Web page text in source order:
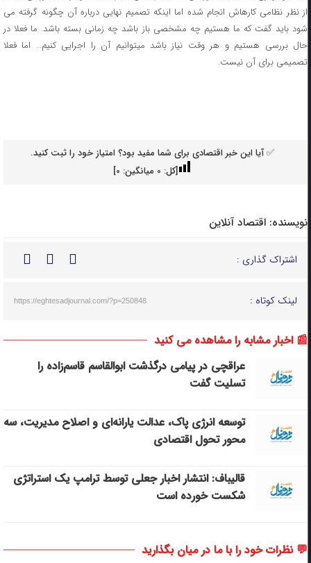
از نظر نظامی کارهاش انجام شده اما اینکه تصمیم نهایی درباره آن چگونه گرفته می
شود باید گفت که ما هستیم چه مشخصی باز باشد چه زمانی بسته باشد. ما فعلا در
حال بررسی هستیم و هر وقت نیاز باشد میتوانیم آن را اجرایی کنیم… اما فعلا
تصمیمی برای آن نیست.
✅ آیا این خبر اقتصادی برای شما مفید بود؟ امتیاز خود را ثبت کنید.
[کل: 0میانگین: 0
]
نویسنده: اقتصاد آنلاین
اشتراک گذاری :
لینک کوتاه : https://eghtesadjournal.com/?p=250848
📰 اخبار مشابه را مشاهده می کنید
عراقچی در پیامی درگذشت ابوالقاسم قاسم‌زاده را
تسلیت گفت
توسعه انرژی پاک، عدالت یارانه‌ای و اصلاح مدیریت، سه
محور تحول اقتصادی
قالیباف: انتشار اخبار جعلی توسط ترامپ یک استراتژی
شکست خورده است
💬 نظرات خود را با ما در میان بگذارید